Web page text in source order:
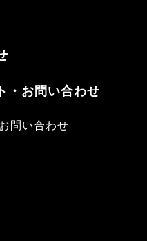
・お問い合わせ
問い合わせ